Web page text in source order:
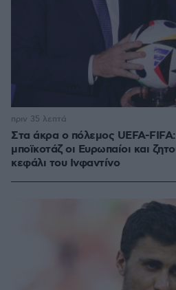
Στα άκρα ο πόλεμος UEFA-
μποϊκοτάζ οι Ευρωπαίοι και
κεφάλι του Ινφαντίνο
πριν 35 λεπτά